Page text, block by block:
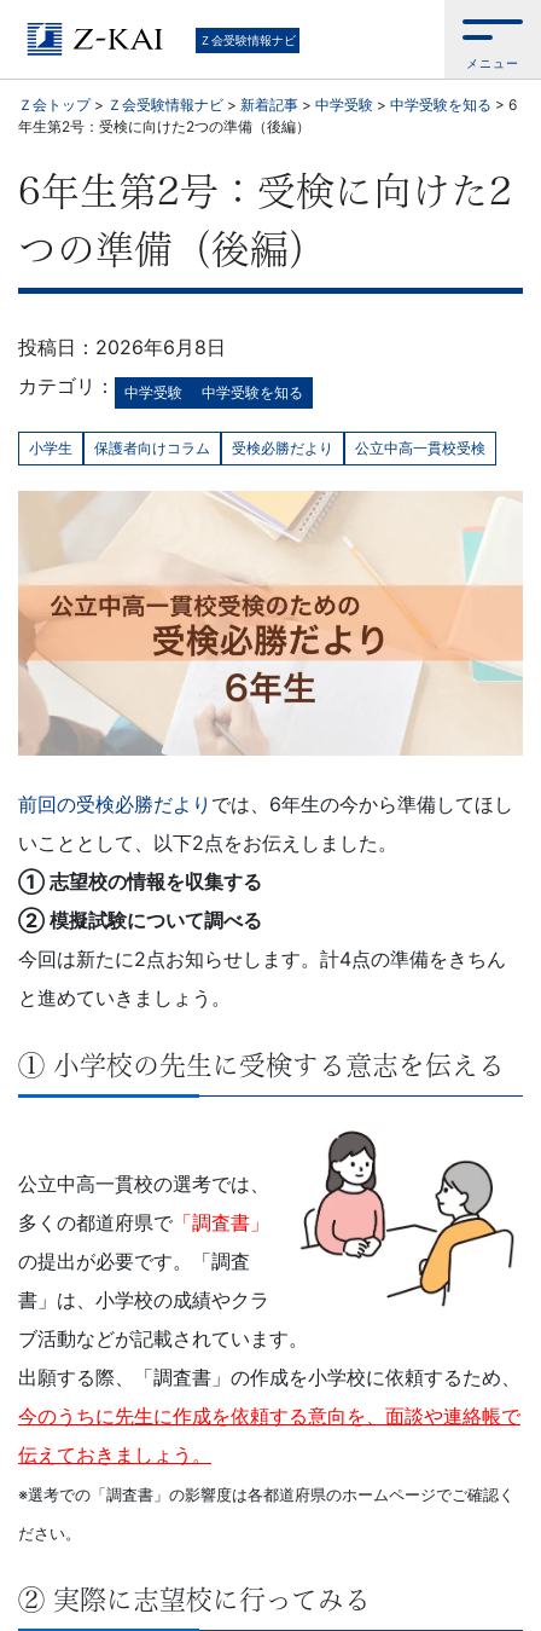
中
学
受
験・
高
受
験・
大
学
受
験
に
い
Ｚ
会
な
ら
は
の
情
報
が
満
載
の
Ｚ会受験情報ナビ
メニュー
Ｚ会トップ> Ｚ会受験情報ナビ > 新着記事 > 中学受験 > 中学受験を知る > 6
年生第2号：受検に向けた2つの準備（後編）
6年生第2号：受検に向けた2
つの準備（後編）
投稿日：2026年6月8日
カテゴリ：
中学受験 中学受験を知る
小学生 保護者向けコラム 受検必勝だより 公立中高一貫校受検
前回の受検必勝だより では、6年生の今から準備してほし
いこととして、以下2点をお伝えしました。
① 志望校の情報を収集する
② 模擬試験について調べる
今回は新たに2点お知らせします。計4点の準備をきちん
と進めていきましょう。
① 小学校の先生に受検する意志を伝える
公立中高一貫校の選考では、
多くの都道府県で 「調査書」
の提出が必要です。「調査
書」は、小学校の成績やクラ
ブ活動などが記載されています。
出願する際、「調査書」の作成を小学校に依頼するため、
今のうちに先生に作成を依頼する意向を、面談や連絡帳で
伝えておきましょう。
※選考での「調査書」の影響度は各都道府県のホームページでご確認く
ださい。
② 実際に志望校に行ってみる